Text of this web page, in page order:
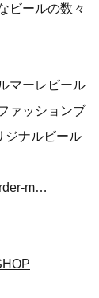
ビールの数々
マーレビール
ァッションブ
ジナルビール
http://www.sanktgallenbrewery.com/beers/order-made/